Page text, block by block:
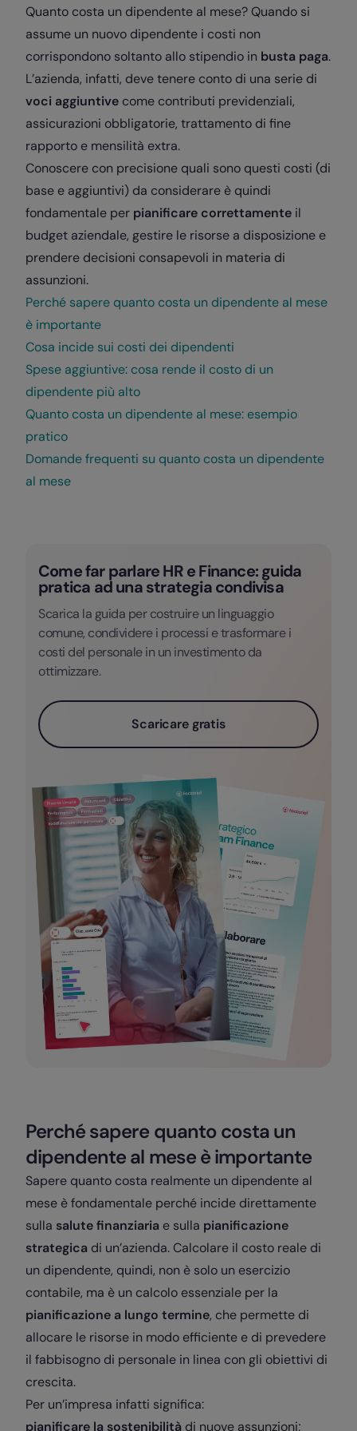
Quanto costa un dipendente al mese? Quando si
assume un nuovo dipendente i costi non
corrispondono soltanto allo stipendio in busta paga.
L’azienda, infatti, deve tenere conto di una serie di
voci aggiuntive come contributi previdenziali,
assicurazioni obbligatorie, trattamento di fine
rapporto e mensilità extra.
Conoscere con precisione quali sono questi costi (di
base e aggiuntivi) da considerare è quindi
fondamentale per pianificare correttamente il
budget aziendale, gestire le risorse a disposizione e
prendere decisioni consapevoli in materia di
assunzioni.
Perché sapere quanto costa un dipendente al mese
è importante
Cosa incide sui costi dei dipendenti
Spese aggiuntive: cosa rende il costo di un
dipendente più alto
Quanto costa un dipendente al mese: esempio
pratico
Domande frequenti su quanto costa un dipendente
al mese
Come far parlare HR e Finance: guida
pratica ad una strategia condivisa
Scarica la guida per costruire un linguaggio
comune, condividere i processi e trasformare i
costi del personale in un investimento da
ottimizzare.
Scaricare gratis
Perché sapere quanto costa un
dipendente al mese è importante
Sapere quanto costa realmente un dipendente al
mese è fondamentale perché incide direttamente
sulla salute finanziaria e sulla pianificazione
strategica di un’azienda. Calcolare il costo reale di
un dipendente, quindi, non è solo un esercizio
contabile, ma è un calcolo essenziale per la
pianificazione a lungo termine, che permette di
allocare le risorse in modo efficiente e di prevedere
il fabbisogno di personale in linea con gli obiettivi di
crescita.
Per un’impresa infatti significa:
pianificare la sostenibilità di nuove assunzioni;